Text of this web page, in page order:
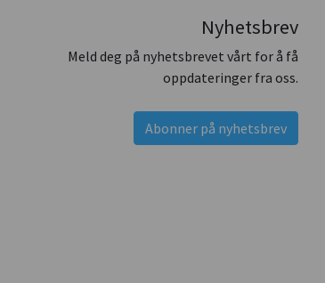
Nyhetsbrev
Meld deg på nyhetsbrevet vårt for å få
oppdateringer fra oss.
Abonner på nyhetsbrev